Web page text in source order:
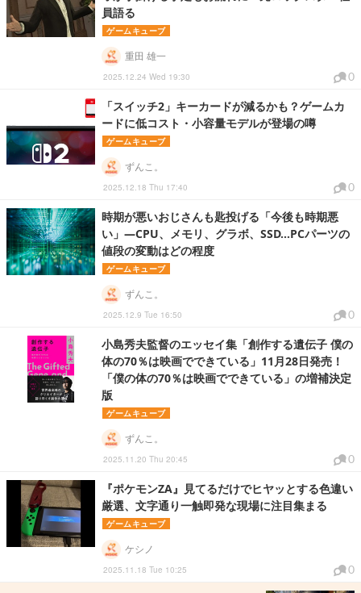
員語る
ゲームキューブ
2025.12.24 Wed 19:30
重田 雄一
0
「スイッチ2」キーカードが減るかも？ゲームカ
ードに低コスト・小容量モデルが登場の噂
ゲームキューブ
2025.12.18 Thu 17:40
ずんこ。
0
時期が悪いおじさんも匙投げる「今後も時期悪
い」―CPU、メモリ、グラボ、SSD…PCパーツの
値段の変動はどの程度
ゲームキューブ
2025.12.9 Tue 16:50
ずんこ。
0
小島秀夫監督のエッセイ集「創作する遺伝子 僕の
体の70％は映画でできている」11月28日発売！
「僕の体の70％は映画でできている」の増補決定
版
ゲームキューブ
2025.11.20 Thu 20:45
ずんこ。
0
『ポケモンZA』見てるだけでヒヤッとする色違い
厳選、文字通り一触即発な現場に注目集まる
ゲームキューブ
2025.11.18 Tue 10:25
ケシノ
0